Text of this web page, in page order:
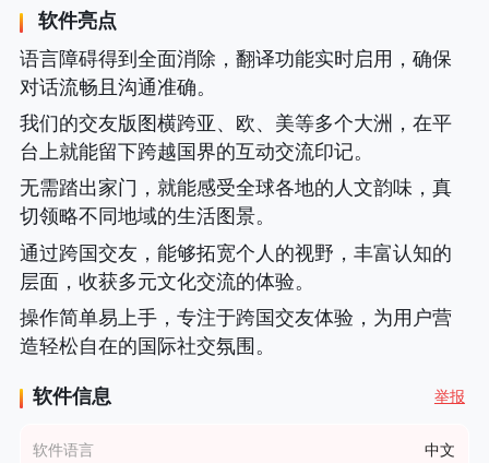
软件亮点
语言障碍得到全面消除，翻译功能实时启用，确保
对话流畅且沟通准确。
我们的交友版图横跨亚、欧、美等多个大洲，在平
台上就能留下跨越国界的互动交流印记。
无需踏出家门，就能感受全球各地的人文韵味，真
切领略不同地域的生活图景。
通过跨国交友，能够拓宽个人的视野，丰富认知的
层面，收获多元文化交流的体验。
操作简单易上手，专注于跨国交友体验，为用户营
造轻松自在的国际社交氛围。
软件信息 举报
软件语言 中文